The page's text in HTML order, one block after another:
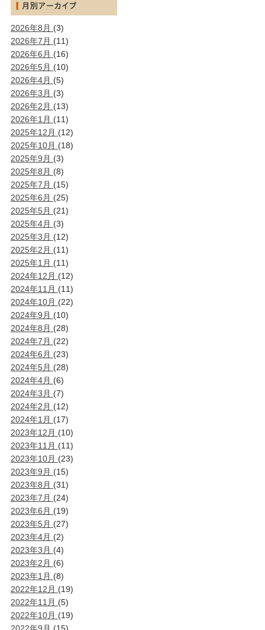
2026年8月 (3)
2026年7月 (11)
2026年6月 (16)
2026年5月 (10)
2026年4月 (5)
2026年3月 (3)
2026年2月 (13)
2026年1月 (11)
2025年12月 (12)
2025年10月 (18)
2025年9月 (3)
2025年8月 (8)
2025年7月 (15)
2025年6月 (25)
2025年5月 (21)
2025年4月 (3)
2025年3月 (12)
2025年2月 (11)
2025年1月 (11)
2024年12月 (12)
2024年11月 (11)
2024年10月 (22)
2024年9月 (10)
2024年8月 (28)
2024年7月 (22)
2024年6月 (23)
2024年5月 (28)
2024年4月 (6)
2024年3月 (7)
2024年2月 (12)
2024年1月 (17)
2023年12月 (10)
2023年11月 (11)
2023年10月 (23)
2023年9月 (15)
2023年8月 (31)
2023年7月 (24)
2023年6月 (19)
2023年5月 (27)
2023年4月 (2)
2023年3月 (4)
2023年2月 (6)
2023年1月 (8)
2022年12月 (19)
2022年11月 (5)
2022年10月 (19)